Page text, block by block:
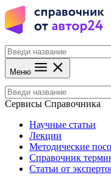
Меню
Сервисы Справочника
Научные статьи
Лекции
Методические
Справочник
Статьи от